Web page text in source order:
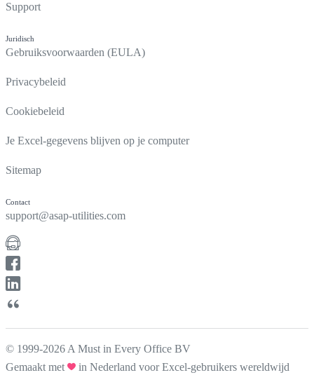
Support
Juridisch
Gebruiksvoorwaarden (EULA)
Privacybeleid
Cookiebeleid
Je Excel-gegevens blijven op je computer
Sitemap
Contact
support@asap-utilities.com
© 1999-2026 A Must in Every Office BV
Gemaakt met
in Nederland voor Excel-gebruikers wereldwijd